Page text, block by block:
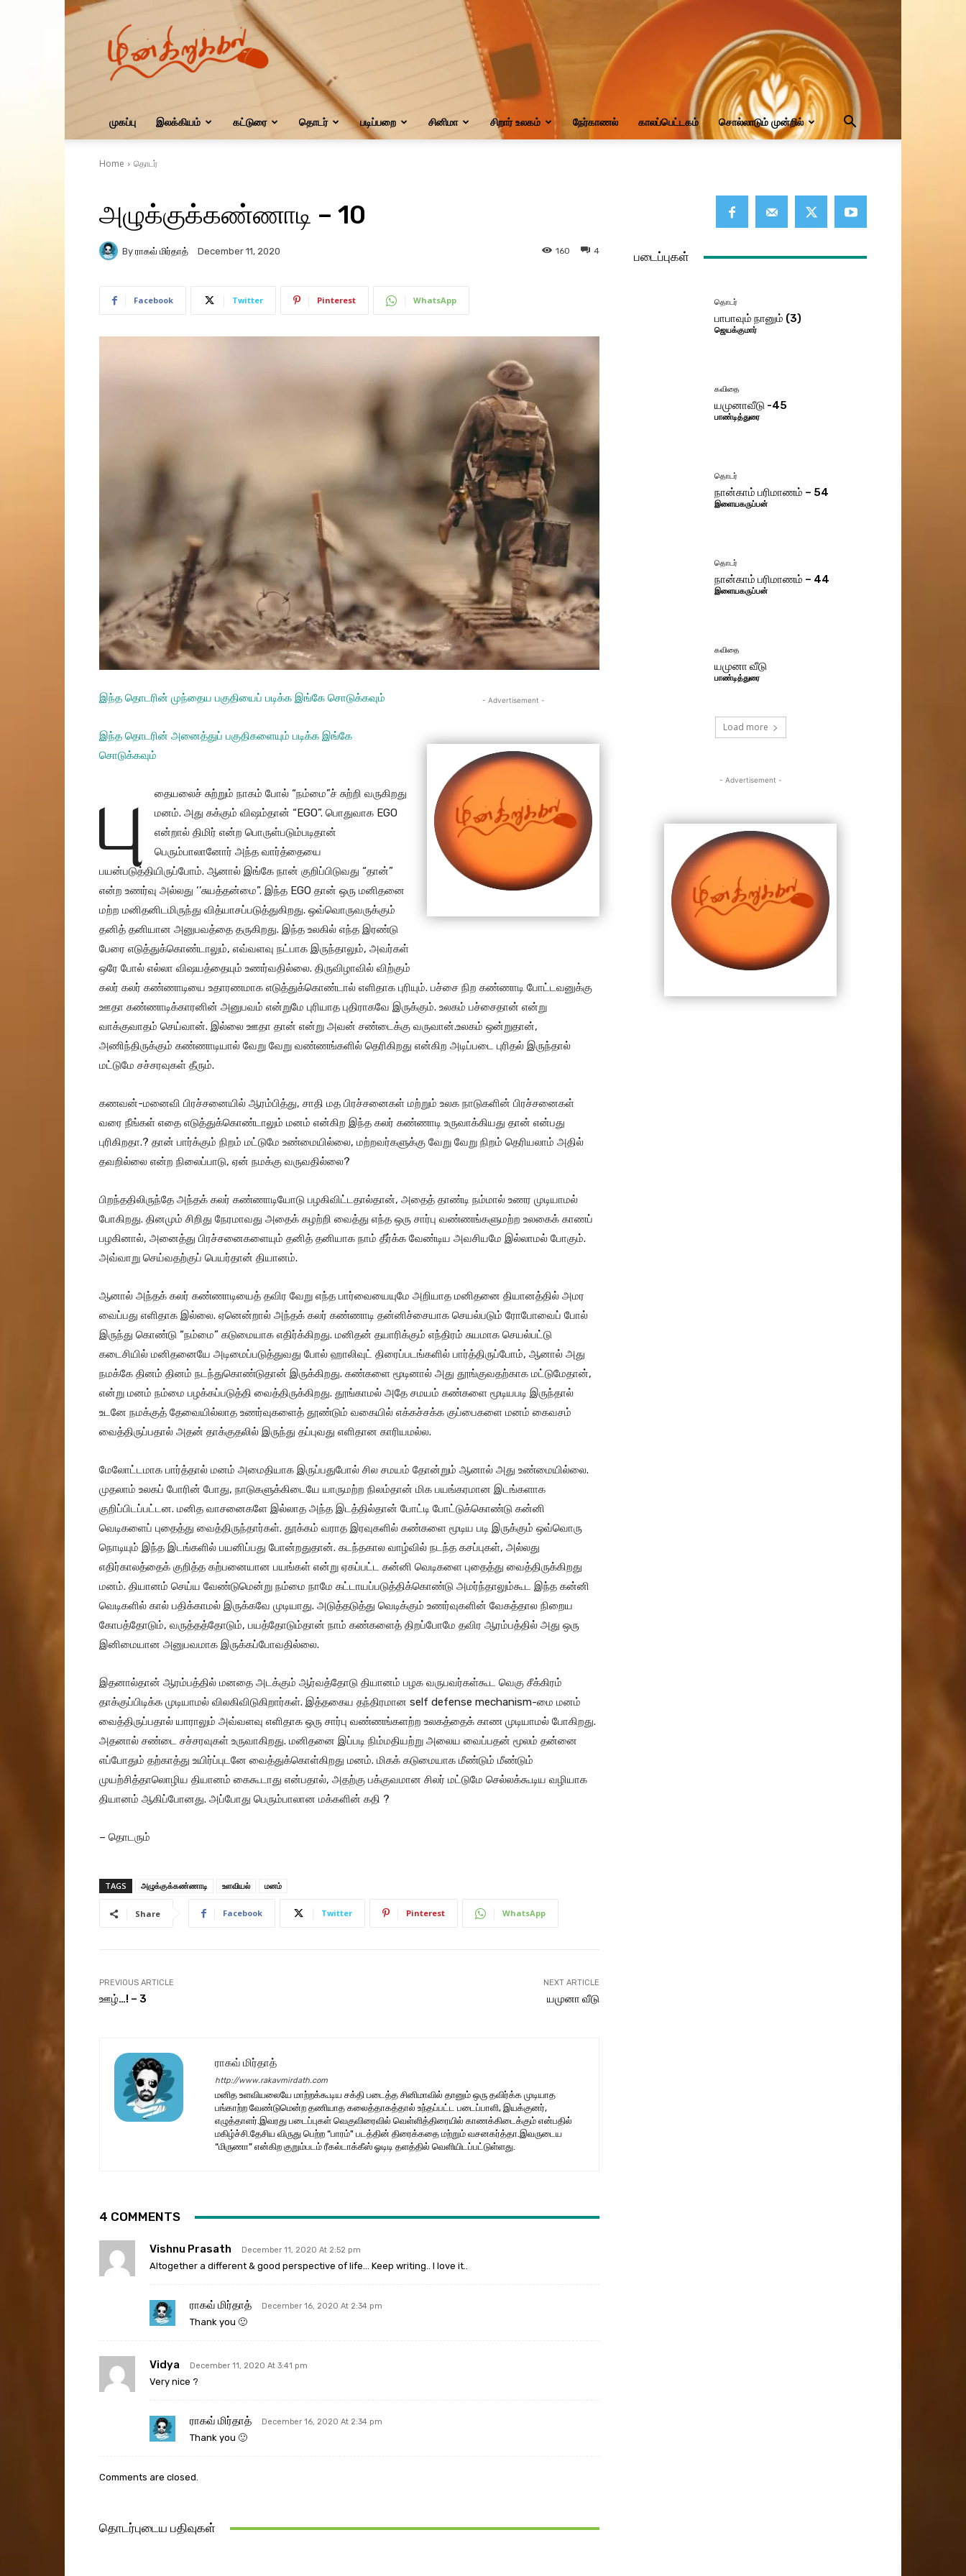
மின்கிறுக்கல்
முகப்பு இலக்கியம் கட்டுரை தொடர் படிப்பறை சினிமா சிறார் உலகம் நேர்காணல் காலப்பெட்டகம் சொல்லாடும் முன்றில்
Home தொடர்
அழுக்குக்கண்ணாடி – 10
By ராகவ் மிர்தாத் December 11, 2020 4
160
Facebook Twitter Pinterest WhatsApp
- Advertisement -
இந்த தொடரின் முந்தைய பகுதியைப் படிக்க இங்கே சொடுக்கவும்
இந்த தொடரின் அனைத்துப் பகுதிகளையும் படிக்க இங்கே
சொடுக்கவும்
பு
தையலைச் சுற்றும் நாகம் போல் “நம்மை”ச் சுற்றி வருகிறது
மனம். அது கக்கும் விஷம்தான் “EGO”. பொதுவாக EGO
என்றால் திமிர் என்ற பொருள்படும்படிதான்
பெரும்பாலானோர் அந்த வார்த்தையை
பயன்படுத்தியிருப்போம். ஆனால் இங்கே நான் குறிப்பிடுவது “தான்”
என்ற உணர்வு அல்லது ‘’சுயத்தன்மை”. இந்த EGO தான் ஒரு மனிதனை
மற்ற மனிதனிடமிருந்து வித்யாசப்படுத்துகிறது. ஒவ்வொருவருக்கும்
தனித் தனியான அனுபவத்தை தருகிறது. இந்த உலகில் எந்த இரண்டு
பேரை எடுத்துக்கொண்டாலும், எவ்வளவு நட்பாக இருந்தாலும், அவர்கள்
ஒரே போல் எல்லா விஷயத்தையும் உணர்வதில்லை. திருவிழாவில் விற்கும்
கலர் கலர் கண்ணாடியை உதாரணமாக எடுத்துக்கொண்டால் எளிதாக புரியும். பச்சை நிற கண்ணாடி போட்டவனுக்கு
ஊதா கண்ணாடிக்காரனின் அனுபவம் என்றுமே புரியாத புதிராகவே இருக்கும். உலகம் பச்சைதான் என்று
வாக்குவாதம் செய்வான். இல்லை ஊதா தான் என்று அவன் சண்டைக்கு வருவான்.உலகம் ஒன்றுதான்,
அணிந்திருக்கும் கண்ணாடியால் வேறு வேறு வண்ணங்களில் தெரிகிறது என்கிற அடிப்படை புரிதல் இருந்தால்
மட்டுமே சச்சரவுகள் தீரும்.
கணவன்-மனைவி பிரச்சனையில் ஆரம்பித்து, சாதி மத பிரச்சனைகள் மற்றும் உலக நாடுகளின் பிரச்சனைகள்
வரை நீங்கள் எதை எடுத்துக்கொண்டாலும் மனம் என்கிற இந்த கலர் கண்ணாடி உருவாக்கியது தான் என்பது
புரிகிறதா.? தான் பார்க்கும் நிறம் மட்டுமே உண்மையில்லை, மற்றவர்களுக்கு வேறு வேறு நிறம் தெரியலாம் அதில்
தவறில்லை என்ற நிலைப்பாடு, ஏன் நமக்கு வருவதில்லை?
பிறந்ததிலிருந்தே அந்தக் கலர் கண்ணாடியோடு பழகிவிட்டதால்தான், அதைத் தாண்டி நம்மால் உணர முடியாமல்
போகிறது. தினமும் சிறிது நேரமாவது அதைக் கழற்றி வைத்து எந்த ஒரு சார்பு வண்ணங்களுமற்ற உலகைக் காணப்
பழகினால், அனைத்து பிரச்சனைகளையும் தனித் தனியாக நாம் தீர்க்க வேண்டிய அவசியமே இல்லாமல் போகும்.
அவ்வாறு செய்வதற்குப் பெயர்தான் தியானம்.
ஆனால் அந்தக் கலர் கண்ணாடியைத் தவிர வேறு எந்த பார்வையையுமே அறியாத மனிதனை தியானத்தில் அமர
வைப்பது எளிதாக இல்லை. ஏனென்றால் அந்தக் கலர் கண்ணாடி தன்னிச்சையாக செயல்படும் ரோபோவைப் போல்
இருந்து கொண்டு “நம்மை” கடுமையாக எதிர்க்கிறது. மனிதன் தயாரிக்கும் எந்திரம் சுயமாக செயல்பட்டு
கடைசியில் மனிதனையே அடிமைப்படுத்துவது போல் ஹாலிவுட் திரைப்படங்களில் பார்த்திருப்போம், ஆனால் அது
நமக்கே தினம் தினம் நடந்துகொண்டுதான் இருக்கிறது. கண்களை மூடினால் அது தூங்குவதற்காக மட்டுமேதான்,
என்று மனம் நம்மை பழக்கப்படுத்தி வைத்திருக்கிறது. தூங்காமல் அதே சமயம் கண்களை மூடியபடி இருந்தால்
உடனே நமக்குத் தேவையில்லாத உணர்வுகளைத் தூண்டும் வகையில் எக்கச்சக்க குப்பைகளை மனம் கைவசம்
வைத்திருப்பதால் அதன் தாக்குதலில் இருந்து தப்புவது எளிதான காரியமல்ல.
மேலோட்டமாக பார்த்தால் மனம் அமைதியாக இருப்பதுபோல் சில சமயம் தோன்றும் ஆனால் அது உண்மையில்லை.
முதலாம் உலகப் போரின் போது, நாடுகளுக்கிடையே யாருமற்ற நிலம்தான் மிக பயங்கரமான இடங்களாக
குறிப்பிடப்பட்டன. மனித வாசனைகளே இல்லாத அந்த இடத்தில்தான் போட்டி போட்டுக்கொண்டு கன்னி
வெடிகளைப் புதைத்து வைத்திருந்தார்கள். தூக்கம் வராத இரவுகளில் கண்களை மூடிய படி இருக்கும் ஒவ்வொரு
நொடியும் இந்த இடங்களில் பயனிப்பது போன்றதுதான். கடந்தகால வாழ்வில் நடந்த கசப்புகள், அல்லது
எதிர்காலத்தைக் குறித்த கற்பனையான பயங்கள் என்று ஏகப்பட்ட கன்னி வெடிகளை புதைத்து வைத்திருக்கிறது
மனம். தியானம் செய்ய வேண்டுமென்று நம்மை நாமே கட்டாயப்படுத்திக்கொண்டு அமர்ந்தாலும்கூட இந்த கன்னி
வெடிகளில் கால் பதிக்காமல் இருக்கவே முடியாது. அடுத்தடுத்து வெடிக்கும் உணர்வுகளின் வேகத்தால நிறைய
கோபத்தோடும், வருத்தத்தோடும், பயத்தோடும்தான் நாம் கண்களைத் திறப்போமே தவிர ஆரம்பத்தில் அது ஒரு
இனிமையான அனுபவமாக இருக்கப்போவதில்லை.
இதனால்தான் ஆரம்பத்தில் மனதை அடக்கும் ஆர்வத்தோடு தியானம் பழக வருபவர்கள்கூட வெகு சீக்கிரம்
தாக்குப்பிடிக்க முடியாமல் விலகிவிடுகிறார்கள். இத்தகைய தந்திரமான self defense mechanism-மை மனம்
வைத்திருப்பதால் யாராலும் அவ்வளவு எளிதாக ஒரு சார்பு வண்ணங்களற்ற உலகத்தைக் காண முடியாமல் போகிறது.
அதனால் சண்டை சச்சரவுகள் உருவாகிறது. மனிதனை இப்படி நிம்மதியற்று அலைய வைப்பதன் மூலம் தன்னை
எப்போதும் தற்காத்து உயிர்ப்புடனே வைத்துக்கொள்கிறது மனம். மிகக் கடுமையாக மீண்டும் மீண்டும்
முயற்சித்தாலொழிய தியானம் கைகூடாது என்பதால், அதற்கு பக்குவமான சிலர் மட்டுமே செல்லக்கூடிய வழியாக
தியானம் ஆகிப்போனது. அப்போது பெரும்பாலான மக்களின் கதி ?
– தொடரும்
TAGS அழுக்குக்கண்ணாடி உளவியல் மனம்
Share Facebook Twitter Pinterest WhatsApp
PREVIOUS ARTICLE
ஊழ்…! – 3
NEXT ARTICLE
யமுனா வீடு
ராகவ் மிர்தாத்
http://www.rakavmirdath.com
மனித உளவியலையே மாற்றக்கூடிய சக்தி படைத்த சினிமாவில் தானும் ஒரு தவிர்க்க முடியாத
பங்காற்ற வேண்டுமென்ற தணியாத கலைத்தாகத்தால் உந்தப்பட்ட படைப்பாளி, இயக்குனர்,
எழுத்தாளர்.இவரது படைப்புகள் வெகுவிரைவில் வெள்ளித்திரையில் காணக்கிடைக்கும் என்பதில்
மகிழ்ச்சி.தேசிய விருது பெற்ற “பாரம்" படத்தின் திரைக்கதை மற்றும் வசனகர்த்தா.இவருடைய
“மிருணா” என்கிற குறும்படம் ரீகல்டாக்கீஸ் ஓடிடி தளத்தில் வெளியிடப்பட்டுள்ளது.
4 COMMENTS
Vishnu Prasath December 11, 2020 At 2:52 pm
Altogether a different & good perspective of life… Keep writing.. I love it..
ராகவ் மிர்தாத் December 16, 2020 At 2:34 pm
Thank you 🙂
Vidya December 11, 2020 At 3:41 pm
Very nice ?
ராகவ் மிர்தாத் December 16, 2020 At 2:34 pm
Thank you 🙂
Comments are closed.
தொடர்புடைய பதிவுகள்
படைப்புகள்
தொடர்
பாபாவும் நானும் (3)
ஜெயக்குமார்
கவிதை
யமுனாவீடு -45
பாண்டித்துரை
தொடர்
நான்காம் பரிமாணம் – 54
இளையகருப்பன்
தொடர்
நான்காம் பரிமாணம் – 44
இளையகருப்பன்
கவிதை
யமுனா வீடு
பாண்டித்துரை
Load more
- Advertisement -